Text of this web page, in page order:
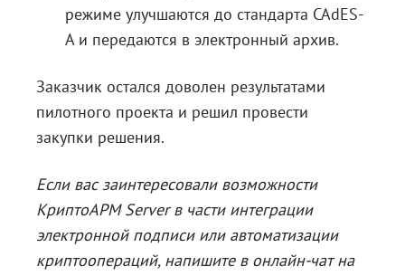
режиме улучшаются до стандарта CAdES-
A и передаются в электронный архив.
Заказчик остался доволен результатами
пилотного проекта и решил провести
закупки решения.
Если вас заинтересовали возможности
КриптоАРМ Server в части интеграции
электронной подписи или автоматизации
криптоопераций, напишите в онлайн-чат на